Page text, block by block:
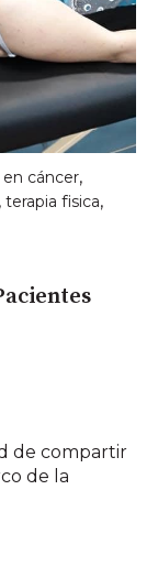
en cáncer,
, terapia fisica,
de compartir
de la